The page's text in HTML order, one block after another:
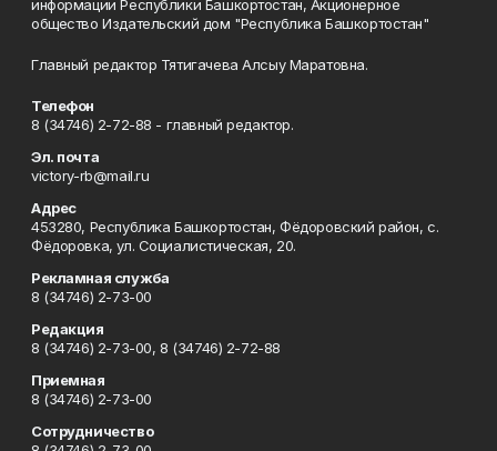
информации Республики Башкортостан, Акционерное
общество Издательский дом "Республика Башкортостан"
Главный редактор Тятигачева Алсыу Маратовна.
Телефон
8 (34746) 2-72-88 - главный редактор.
Эл. почта
victory-rb@mail.ru
Адрес
453280, Республика Башкортостан, Фёдоровский район, с.
Фёдоровка, ул. Социалистическая, 20.
Рекламная служба
8 (34746) 2-73-00
Редакция
8 (34746) 2-73-00, 8 (34746) 2-72-88
Приемная
8 (34746) 2-73-00
Сотрудничество